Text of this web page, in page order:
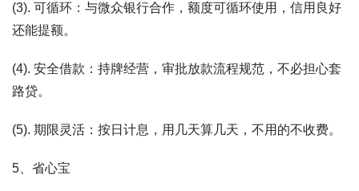
(3). 可循环：与微众银行合作，额度可循环使用，信用良好
还能提额。
(4). 安全借款：持牌经营，审批放款流程规范，不必担心套
路贷。
(5). 期限灵活：按日计息，用几天算几天，不用的不收费。
5、省心宝